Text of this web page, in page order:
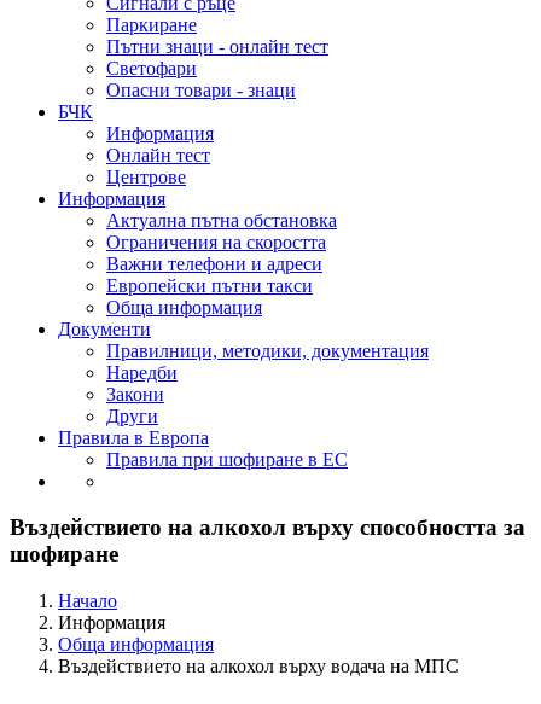
Паркиране
Пътни знаци - онлайн тест
Светофари
Опасни товари - знаци
БЧК
Информация
Онлайн тест
Центрове
Информация
Актуална пътна обстановка
Ограничения на скоростта
Важни телефони и адреси
Европейски пътни такси
Обща информация
Документи
Правилници, методики, документация
Наредби
Закони
Други
Правила в Европа
Правила при шофиране в ЕС
Въздействието на алкохол върху способността за
шофиране
Начало
Информация
Обща информация
Въздействието на алкохол върху водача на МПС